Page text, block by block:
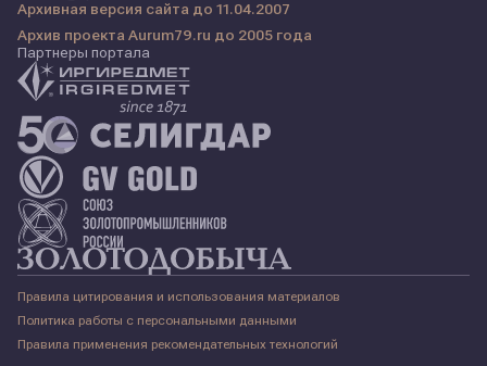
Архивная версия сайта до 11.04.2007
Архив проекта Aurum79.ru до 2005 года
Партнеры портала
Правила цитирования и использования материалов
Политика работы с персональными данными
Правила применения рекомендательных технологий